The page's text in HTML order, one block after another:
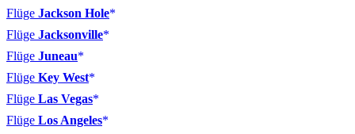
Flüge Jackson Hole
Flüge Jacksonville
Flüge Juneau
Flüge Key West
Flüge Las Vegas
Flüge Los Angeles